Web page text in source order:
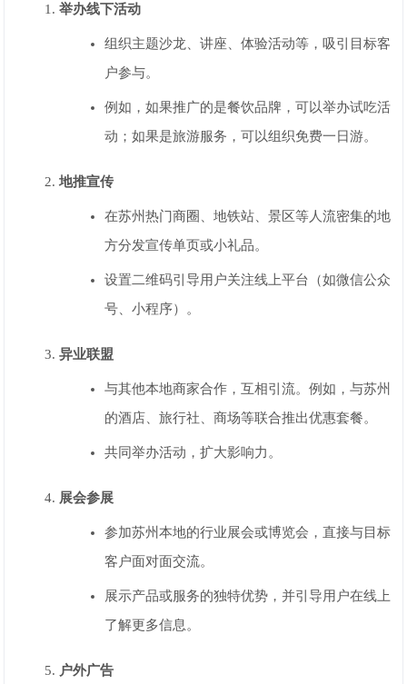
举办线下活动
组织主题沙龙、讲座、体验活动等，吸引目标客
户参与。
例如，如果推广的是餐饮品牌，可以举办试吃活
动；如果是旅游服务，可以组织免费一日游。
地推宣传
在苏州热门商圈、地铁站、景区等人流密集的地
方分发宣传单页或小礼品。
设置二维码引导用户关注线上平台（如微信公众
号、小程序）。
异业联盟
与其他本地商家合作，互相引流。例如，与苏州
的酒店、旅行社、商场等联合推出优惠套餐。
共同举办活动，扩大影响力。
展会参展
参加苏州本地的行业展会或博览会，直接与目标
客户面对面交流。
展示产品或服务的独特优势，并引导用户在线上
了解更多信息。
户外广告